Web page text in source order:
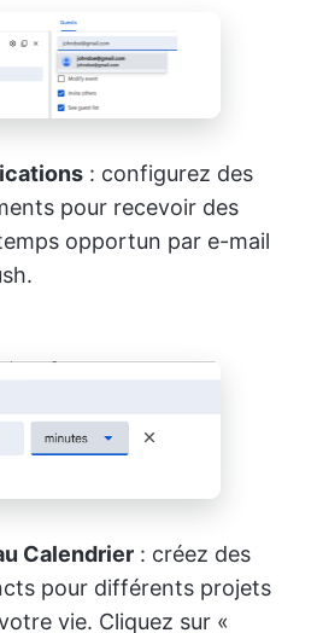
: configurez des
pour recevoir des
opportun par e-mail
Calendrier : créez des
pour différents projets
vie. Cliquez sur «